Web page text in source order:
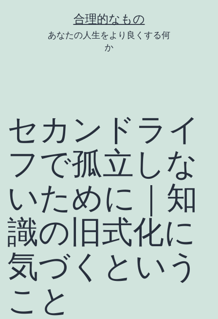
合理的なもの
あなたの人生をより良くする何
か
セカンドライ
フで孤立しな
いために｜知
識の旧式化に
気づくという
こと